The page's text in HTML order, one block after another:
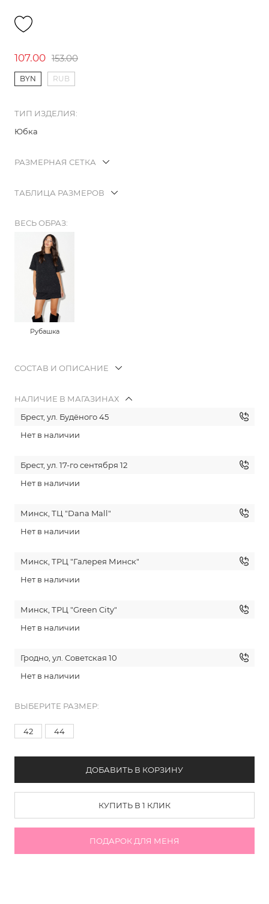
107.00 153.00
BYN RUB
ТИП ИЗДЕЛИЯ:
Юбка
РАЗМЕРНАЯ СЕТКА
ТАБЛИЦА РАЗМЕРОВ
ВЕСЬ ОБРАЗ:
Рубашка
СОСТАВ И ОПИСАНИЕ
НАЛИЧИЕ В МАГАЗИНАХ
Брест, ул. Будёного 45
Нет в наличии
Брест, ул. 17-го сентября 12
Нет в наличии
Минск, ТЦ "Dana Mall"
Нет в наличии
Минск, ТРЦ "Галерея Минск"
Нет в наличии
Минск, ТРЦ "Green City"
Нет в наличии
Гродно, ул. Советская 10
Нет в наличии
ВЫБЕРИТЕ РАЗМЕР:
42 44
ДОБАВИТЬ В КОРЗИНУ
КУПИТЬ В 1 КЛИК
ПОДАРОК ДЛЯ МЕНЯ